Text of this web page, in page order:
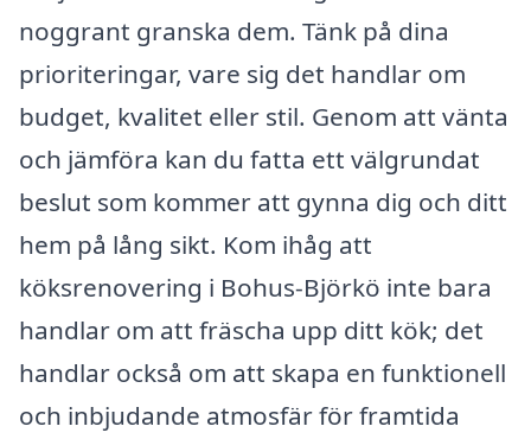
noggrant granska dem. Tänk på dina
prioriteringar, vare sig det handlar om
budget, kvalitet eller stil. Genom att vänta
och jämföra kan du fatta ett välgrundat
beslut som kommer att gynna dig och ditt
hem på lång sikt. Kom ihåg att
köksrenovering i Bohus-Björkö inte bara
handlar om att fräscha upp ditt kök; det
handlar också om att skapa en funktionell
och inbjudande atmosfär för framtida